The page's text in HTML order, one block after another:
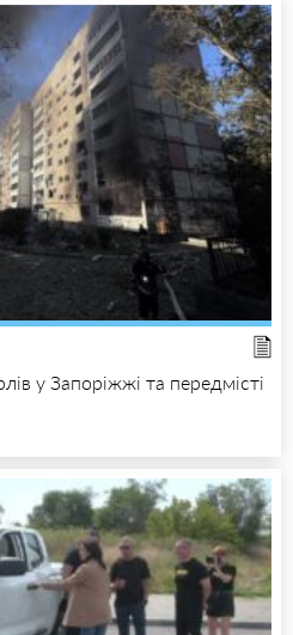
у Запоріжжі та передмісті